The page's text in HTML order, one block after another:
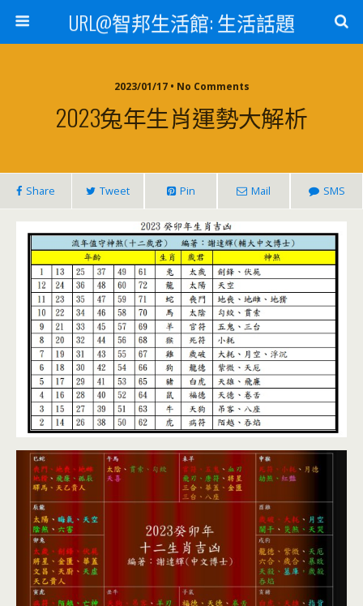
URL@智邦生活館: 生活話題
2023/01/17 • No Comments
2023兔年生肖運勢大解析
Share Tweet Pin Mail SMS